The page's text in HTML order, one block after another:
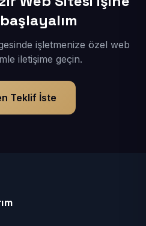
işletmenize özel web
iletişime geçin.
Teklif İste